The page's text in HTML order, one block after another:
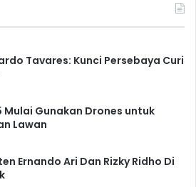
Tavares: Kunci Persebaya Curi
Mulai Gunakan Drones untuk
Lawan
Ernando Ari Dan Rizky Ridho Di